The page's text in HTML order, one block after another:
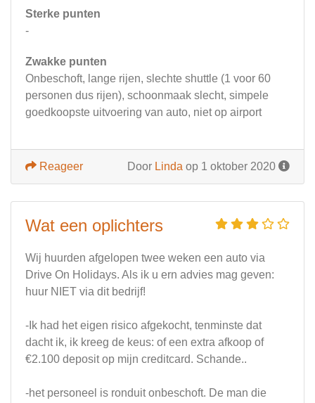
Sterke punten
-
Zwakke punten
Onbeschoft, lange rijen, slechte shuttle (1 voor 60
personen dus rijen), schoonmaak slecht, simpele
goedkoopste uitvoering van auto, niet op airport
Door Linda op 1 oktober 2020
Reageer
Wat een oplichters
Wij huurden afgelopen twee weken een auto via
Drive On Holidays. Als ik u ern advies mag geven:
huur NIET via dit bedrijf!
-Ik had het eigen risico afgekocht, tenminste dat
dacht ik, ik kreeg de keus: of een extra afkoop of
€2.100 deposit op mijn creditcard. Schande..
-het personeel is ronduit onbeschoft. De man die